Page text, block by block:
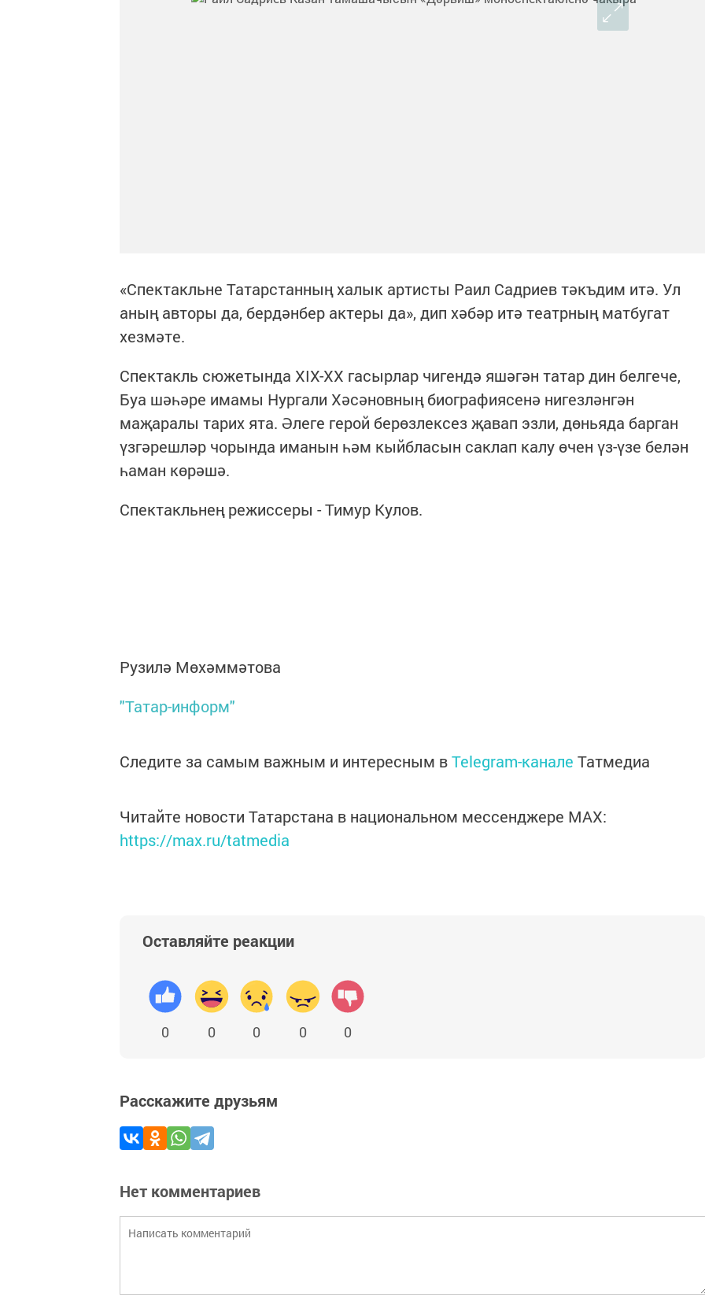
«Спектакльне Татарстанның халык артисты Раил Садриев тәкъдим итә. Ул
аның авторы да, бердәнбер актеры да», дип хәбәр итә театрның матбугат
хезмәте.
Спектакль сюжетында XIX-XX гасырлар чигендә яшәгән татар дин белгече,
Буа шәһәре имамы Нургали Хәсәновның биографиясенә нигезләнгән
маҗаралы тарих ята. Әлеге герой берөзлексез җавап эзли, дөньяда барган
үзгәрешләр чорында иманын һәм кыйбласын саклап калу өчен үз-үзе белән
һаман көрәшә.
Спектакльнең режиссеры - Тимур Кулов.
Рузилә Мөхәммәтова
"Татар-информ"
Следите за самым важным и интересным вTelegram-канале Татмедиа
Читайте новости Татарстана в национальном мессенджере MАХ:
https://max.ru/tatmedia
Оставляйте реакции
0 0 0 0 0
Расскажите друзьям
Нет комментариев